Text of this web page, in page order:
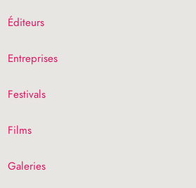
Éditeurs
Entreprises
Festivals
Films
Galeries